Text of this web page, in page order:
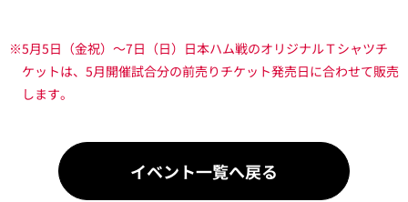
※5月5日（金祝）～7日（日）日本ハム戦のオリジナルＴシャツチ
ケットは、5月開催試合分の前売りチケット発売日に合わせて販売
します。
イベント一覧へ戻る